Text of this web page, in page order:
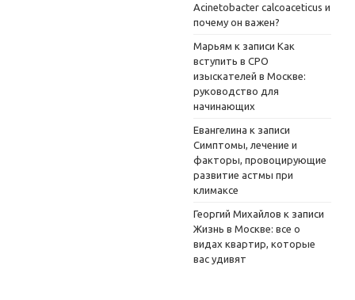
Acinetobacter calcoaceticus и
почему он важен?
Марьям к записи Как
вступить в СРО
изыскателей в Москве:
руководство для
начинающих
Евангелина к записи
Симптомы, лечение и
факторы, провоцирующие
развитие астмы при
климаксе
Георгий Михайлов к записи
Жизнь в Москве: все о
видах квартир, которые
вас удивят